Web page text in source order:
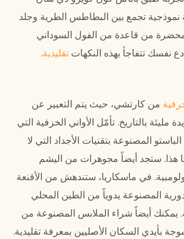
تجمع بين البطاطس الطرية وجلد
من قاعدة من الفول السوداني
نفسك تتفاجأ بهذه النكهات تقليدية.
من كارتشي، حيث يتم التعبير عن
مليئة بالتاريخ. تأمّل الأواني الخزفية التي
المصنوعة بتقنيات الأجداد التي لا
هذا. ستجد أيضاً مجوهرات من اليشم
في ماسكاريا، ستندهش من الأقنعة
المصنوعة يدوياً من الطين المحلي
يمكنك أيضاً شراء الملابس المصنوعة من
بأيدي السكان الأصليين بمعرفة تقليدية.